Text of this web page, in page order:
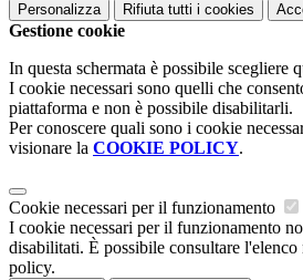
Personalizza Rifiuta tutti i cookies
Gestione cookie
In questa schermata è possibile scegliere
I cookie necessari sono quelli che
piattaforma e non è possibile disabilitarli.
Per conoscere quali sono i cookie
visionare la COOKIE POLICY.
Cookie necessari per il funzionamento
I cookie necessari per il funzionamento
disabilitati. È possibile consultare
policy.